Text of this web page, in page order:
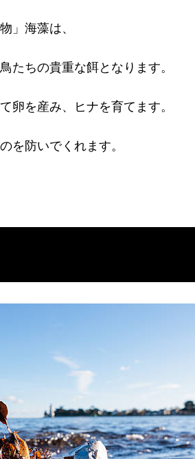
」海藻は、
たちの貴重な餌となります。
卵を産み、ヒナを育てます。
を防いでくれます。